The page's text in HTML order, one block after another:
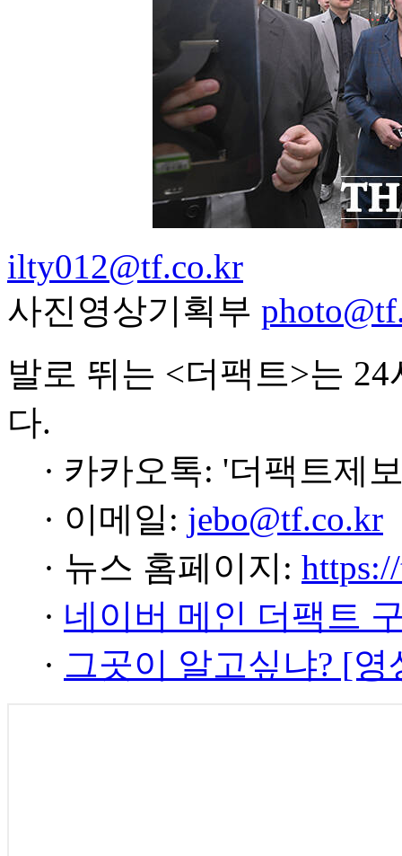
ilty012@tf.co.kr
사진영상기획부
발로 뛰는 <더팩트>는
다.
· 카카오톡: '더팩트제
· 이메일: jebo@tf.co.kr
· 뉴스 홈페이지:
· 네이버 메인 더팩트
· 그곳이 알고싶냐? [